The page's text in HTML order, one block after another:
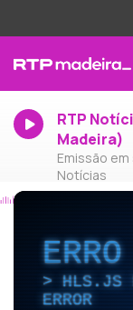
RTP
Madeira)
Emissão
Notícias
HLS.JS
ERROR